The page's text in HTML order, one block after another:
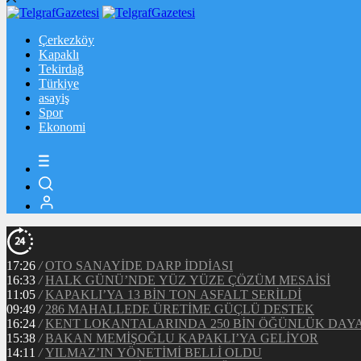
Çerkezköy
Kapaklı
Tekirdağ
Türkiye
asayiş
Spor
Ekonomi
17:26 / OTO SANAYİDE DARP İDDİASI
16:33 / HALK GÜNÜ’NDE YÜZ YÜZE ÇÖZÜM MESAİSİ
11:05 / KAPAKLI’YA 13 BİN TON ASFALT SERİLDİ
09:49 / 286 MAHALLEDE ÜRETİME GÜÇLÜ DESTEK
16:24 / KENT LOKANTALARINDA 250 BİN ÖĞÜNLÜK
15:38 / BAKAN MEMİŞOĞLU KAPAKLI’YA GELİYOR
14:11 / YILMAZ’IN YÖNETİMİ BELLİ OLDU